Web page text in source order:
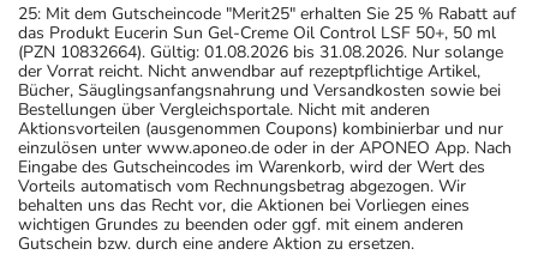
25: Mit dem Gutscheincode "Merit25" erhalten Sie 25 % Rabatt auf
das Produkt Eucerin Sun Gel-Creme Oil Control LSF 50+, 50 ml
(PZN 10832664). Gültig: 01.08.2026 bis 31.08.2026. Nur solange
der Vorrat reicht. Nicht anwendbar auf rezeptpflichtige Artikel,
Bücher, Säuglingsanfangsnahrung und Versandkosten sowie bei
Bestellungen über Vergleichsportale. Nicht mit anderen
Aktionsvorteilen (ausgenommen Coupons) kombinierbar und nur
einzulösen unter www.aponeo.de oder in der APONEO App. Nach
Eingabe des Gutscheincodes im Warenkorb, wird der Wert des
Vorteils automatisch vom Rechnungsbetrag abgezogen. Wir
behalten uns das Recht vor, die Aktionen bei Vorliegen eines
wichtigen Grundes zu beenden oder ggf. mit einem anderen
Gutschein bzw. durch eine andere Aktion zu ersetzen.